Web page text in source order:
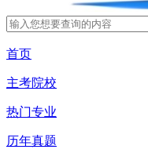
首页
主考院校
热门专业
历年真题